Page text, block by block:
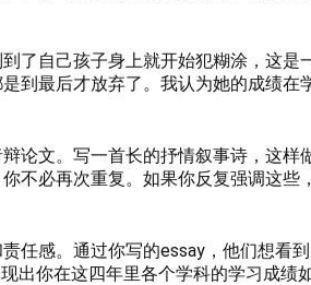
了自己孩子身上就开始犯糊涂，这是
到最后才放弃了。我认为她的成绩在
论文。写一首长的抒情叙事诗，这样
不必再次重复。如果你反复强调这些
任感。通过你写的essay，他们想看
出你在这四年里各个学科的学习成绩